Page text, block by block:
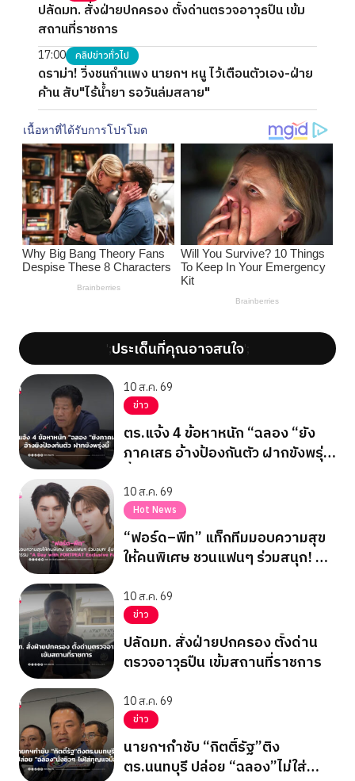
ปลัดมท. สั่งฝ่ายปกครอง ตั้งด่านตรวจอาวุธปืน เข้ม
สถานที่ราชการ
17:00 คลิปข่าวทั่วไป
ดราม่า! วิ่งชนกำแพง นายกฯ หนู ไว้เตือนตัวเอง-ฝ่าย
ค้าน สับ"ไร้น้ำยา รอวันล่มสลาย"
';ประเด็นที่คุณอาจสนใจ';
10 ส.ค. 69
ข่าว
ตร.แจ้ง 4 ข้อหาหนัก “ฉลอง “ยัง
ภาคเสธ อ้างป้องกันตัว ฝากขังพรุ่ง
10 ส.ค. 69
Hot News
“ฟอร์ด–พีท” แท็กทีมมอบความสุข
ให้คนพิเศษ ชวนแฟนๆ ร่วมสนุก! ลุ้น
FORTPEAT Exclusive Fan Meet”
10 ส.ค. 69
ข่าว
ปลัดมท. สั่งฝ่ายปกครอง ตั้งด่าน
ตรวจอาวุธปืน เข้มสถานที่ราชการ
10 ส.ค. 69
ข่าว
นายกฯกำชับ “กิตติ์รัฐ”ติง
ตร.นนทบุรี ปล่อย “ฉลอง”ไม่ใส่